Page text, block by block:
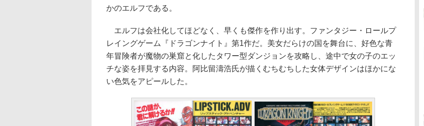
かのエルフである。
エルフは会社化してほどなく、早くも傑作を作り出す。ファンタジー・ロールプ
レイングゲーム『ドラゴンナイト』第1作だ。美女だらけの国を舞台に、好色な青
年冒険者が魔物の巣窟と化したタワー型ダンジョンを攻略し、途中で女の子のエッ
チな姿を拝見する内容。阿比留濤浩氏が描くむちむちした女体デザインはほかにな
い色気をアピールした。